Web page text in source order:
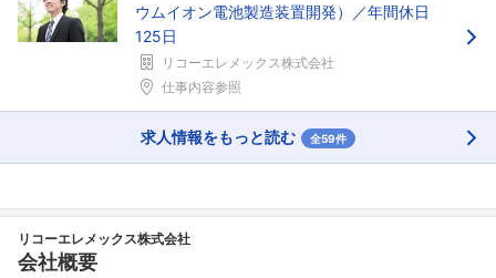
ウムイオン電池製造装置開発）／年間休日
125日
リコーエレメックス株式会社
仕事内容参照
求人情報をもっと読む 全59件
リコーエレメックス株式会社
会社概要